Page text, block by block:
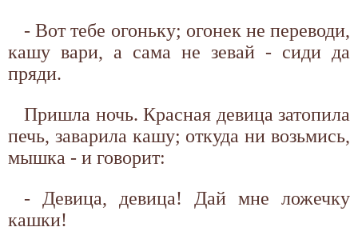
- Вот тебе огоньку; огонек не переводи,
кашу вари, а сама не зевай - сиди да
пряди.
Пришла ночь. Красная девица затопила
печь, заварила кашу; откуда ни возьмись,
мышка - и говорит:
- Девица, девица! Дай мне ложечку
кашки!